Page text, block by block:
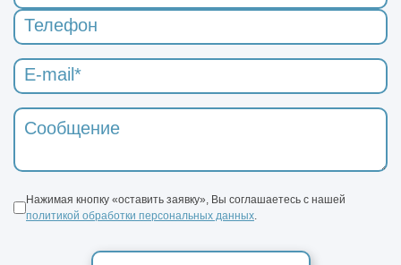
Нажимая кнопку «оставить заявку», Вы соглашаетесь с нашей
политикой обработки персональных данных